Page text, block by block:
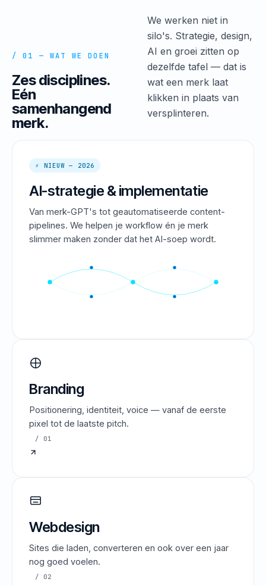
/ 01 — WAT WE DOEN
Zes disciplines.
Eén
samenhangend
merk.
We werken niet in
silo's. Strategie, design,
AI en groei zitten op
dezelfde tafel — dat is
wat een merk laat
klikken in plaats van
versplinteren.
⚡ NIEUW — 2026
AI-strategie & implementatie
Van merk-GPT's tot geautomatiseerde content-
pipelines. We helpen je workflow én je merk
slimmer maken zonder dat het AI-soep wordt.
Branding
Positionering, identiteit, voice — vanaf de eerste
pixel tot de laatste pitch.
/ 01
Webdesign
Sites die laden, converteren en ook over een jaar
nog goed voelen.
/ 02